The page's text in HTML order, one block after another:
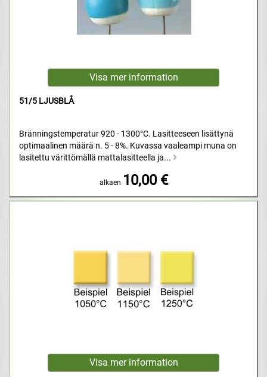
51/5 LJUSBLÅ
Bränningstemperatur 920 - 1300°C. Lasitteeseen lisättynä
optimaalinen määrä n. 5 - 8%. Kuvassa vaaleampi muna on
lasitettu värittömällä mattalasitteella ja...
alkaen 10,00 €